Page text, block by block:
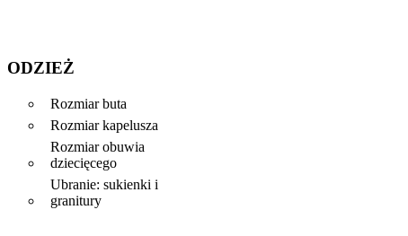
ODZIEŻ
Rozmiar buta
Rozmiar kapelusza
Rozmiar obuwia
dziecięcego
Ubranie: sukienki i
granitury